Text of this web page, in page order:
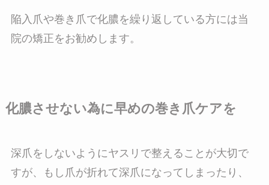
陥入爪や巻き爪で化膿を繰り返している方には当
院の矯正をお勧めします。
化膿させない為に早めの巻き爪ケアを
深爪をしないようにヤスリで整えることが大切で
すが、もし爪が折れて深爪になってしまったり、